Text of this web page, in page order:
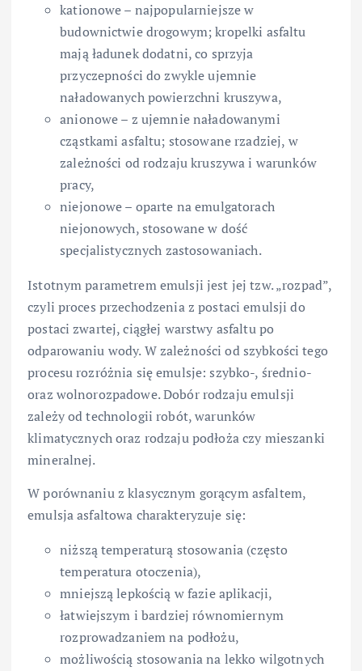
kationowe – najpopularniejsze w
budownictwie drogowym; kropelki asfaltu
mają ładunek dodatni, co sprzyja
przyczepności do zwykle ujemnie
naładowanych powierzchni kruszywa,
anionowe – z ujemnie naładowanymi
cząstkami asfaltu; stosowane rzadziej, w
zależności od rodzaju kruszywa i warunków
pracy,
niejonowe – oparte na emulgatorach
niejonowych, stosowane w dość
specjalistycznych zastosowaniach.
Istotnym parametrem emulsji jest jej tzw. „rozpad”,
czyli proces przechodzenia z postaci emulsji do
postaci zwartej, ciągłej warstwy asfaltu po
odparowaniu wody. W zależności od szybkości tego
procesu rozróżnia się emulsje: szybko-, średnio-
oraz wolnorozpadowe. Dobór rodzaju emulsji
zależy od technologii robót, warunków
klimatycznych oraz rodzaju podłoża czy mieszanki
mineralnej.
W porównaniu z klasycznym gorącym asfaltem,
emulsja asfaltowa charakteryzuje się:
niższą temperaturą stosowania (często
temperatura otoczenia),
mniejszą lepkością w fazie aplikacji,
łatwiejszym i bardziej równomiernym
rozprowadzaniem na podłożu,
możliwością stosowania na lekko wilgotnych